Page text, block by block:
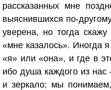
рассказанных мне
выяснившихся по-
уверена, но тогда
«мне казалось». Иногда
«я» или «она», и где в
ибо душа каждого из
и зеркало; мы